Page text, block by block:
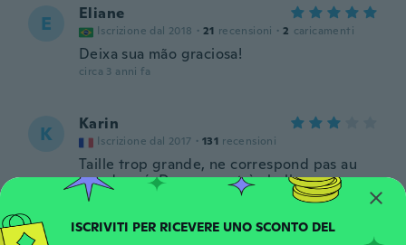
E Eliane
Iscrizione dal 2018 · 21 recensioni · 2 caricamenti
Deixa sua mão graciosa!
circa 3 anni fa
K Karin
Iscrizione dal 2017 · 131 recensioni
Taille trop grande, ne correspond pas au
mm donné. Dommage, très belle
circa 3 anni fa